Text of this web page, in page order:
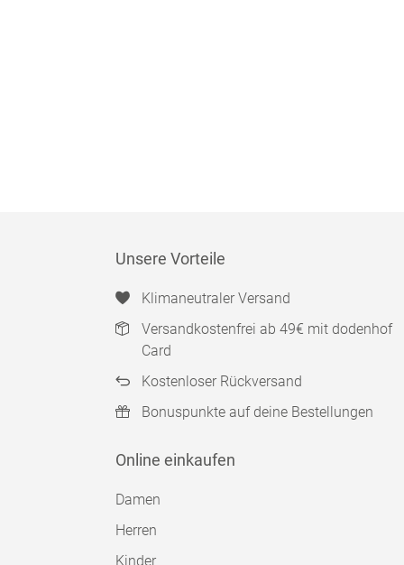
Unsere Vorteile
Klimaneutraler Versand
Versandkostenfrei ab 49€ mit dodenhof
Card
Kostenloser Rückversand
Bonuspunkte auf deine Bestellungen
Online einkaufen
Damen
Herren
Kinder